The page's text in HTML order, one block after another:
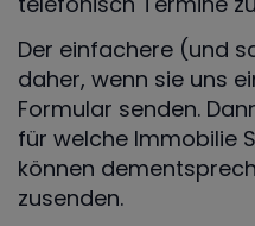
Der einfachere (und
daher, wenn sie uns
Formular senden.
für welche Immobilie
können
zusenden.